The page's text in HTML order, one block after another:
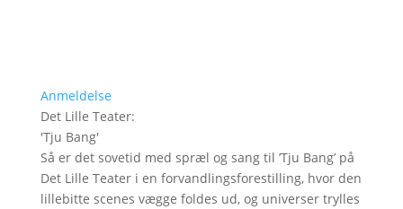
Anmeldelse
Det Lille Teater:
'Tju Bang'
Så er det sovetid med spræl og sang til ’Tju Bang’ på
Det Lille Teater i en forvandlingsforestilling, hvor den
lillebitte scenes vægge foldes ud, og universer trylles